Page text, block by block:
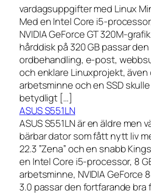
vardagsuppgifter med Linux
Med en Intel Core i5-
NVIDIA GeForce GT 320M-
hårddisk på 320 GB passar
ordbehandling, e-post,
och enklare Linuxprojekt, även
arbetsminne och en SSD
betydligt […]
ASUS S551LN
ASUS S551LN är en äldre men
bärbar dator som fått nytt liv
22.3 ”Zena” och en snabb
en Intel Core i5-processor, 8
arbetsminne, NVIDIA GeForce
3.0 passar den fortfarande bra